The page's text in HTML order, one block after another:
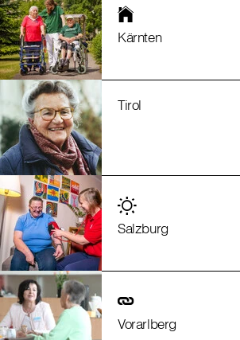
Kärnten
Tirol
Salzburg
Vorarlberg